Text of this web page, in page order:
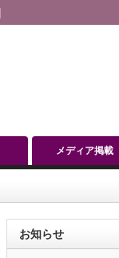
メディア掲載
お知らせ